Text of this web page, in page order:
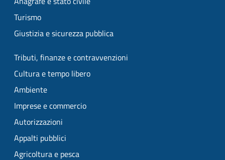
Turismo
Giustizia e sicurezza pubblica
Tributi, finanze e contravvenzioni
Cultura e tempo libero
Ambiente
Imprese e commercio
Autorizzazioni
Appalti pubblici
Agricoltura e pesca